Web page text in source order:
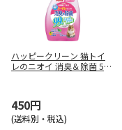
ハッピークリーン 猫トイ
レのニオイ 消臭＆除菌 50
450円
(送料別・税込)